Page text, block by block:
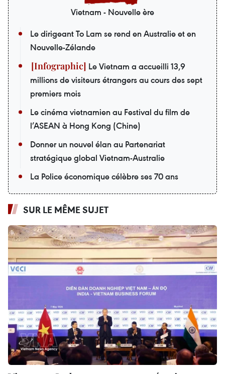
Vietnam - Nouvelle ère
Le dirigeant To Lam se rend en Australie et en
Nouvelle-Zélande
Le Vietnam a accueilli 13,9
millions de visiteurs étrangers au cours des sept
premiers mois
Le cinéma vietnamien au Festival du film de
l’ASEAN à Hong Kong (Chine)
Donner un nouvel élan au Partenariat
stratégique global Vietnam-Australie
La Police économique célèbre ses 70 ans
SUR LE MÊME SUJET